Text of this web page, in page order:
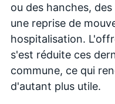
ou des hanches,
une reprise de
hospitalisation.
s'est réduite ces
commune, ce qui
d'autant plus utile.